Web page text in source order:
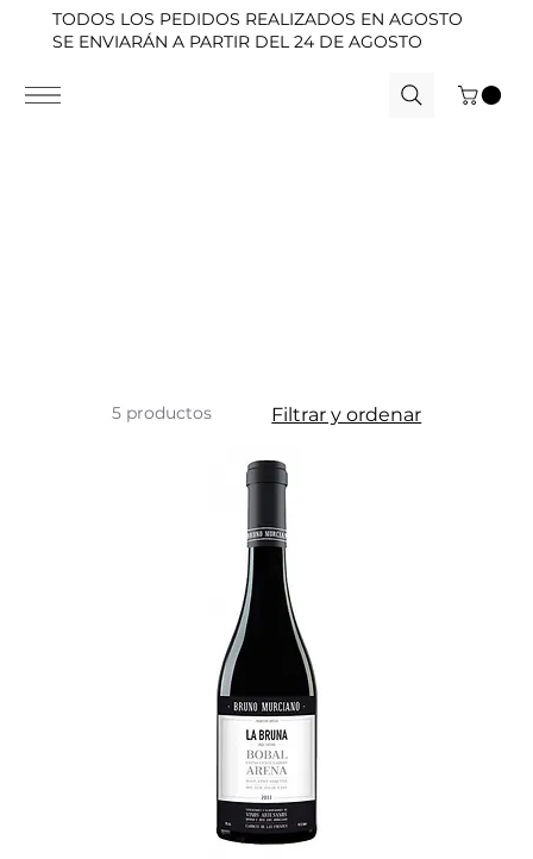
TODOS LOS PEDIDOS REALIZADOS EN AGOSTO
SE ENVIARÁN A PARTIR DEL 24 DE AGOSTO
5 productos Filtrar y ordenar